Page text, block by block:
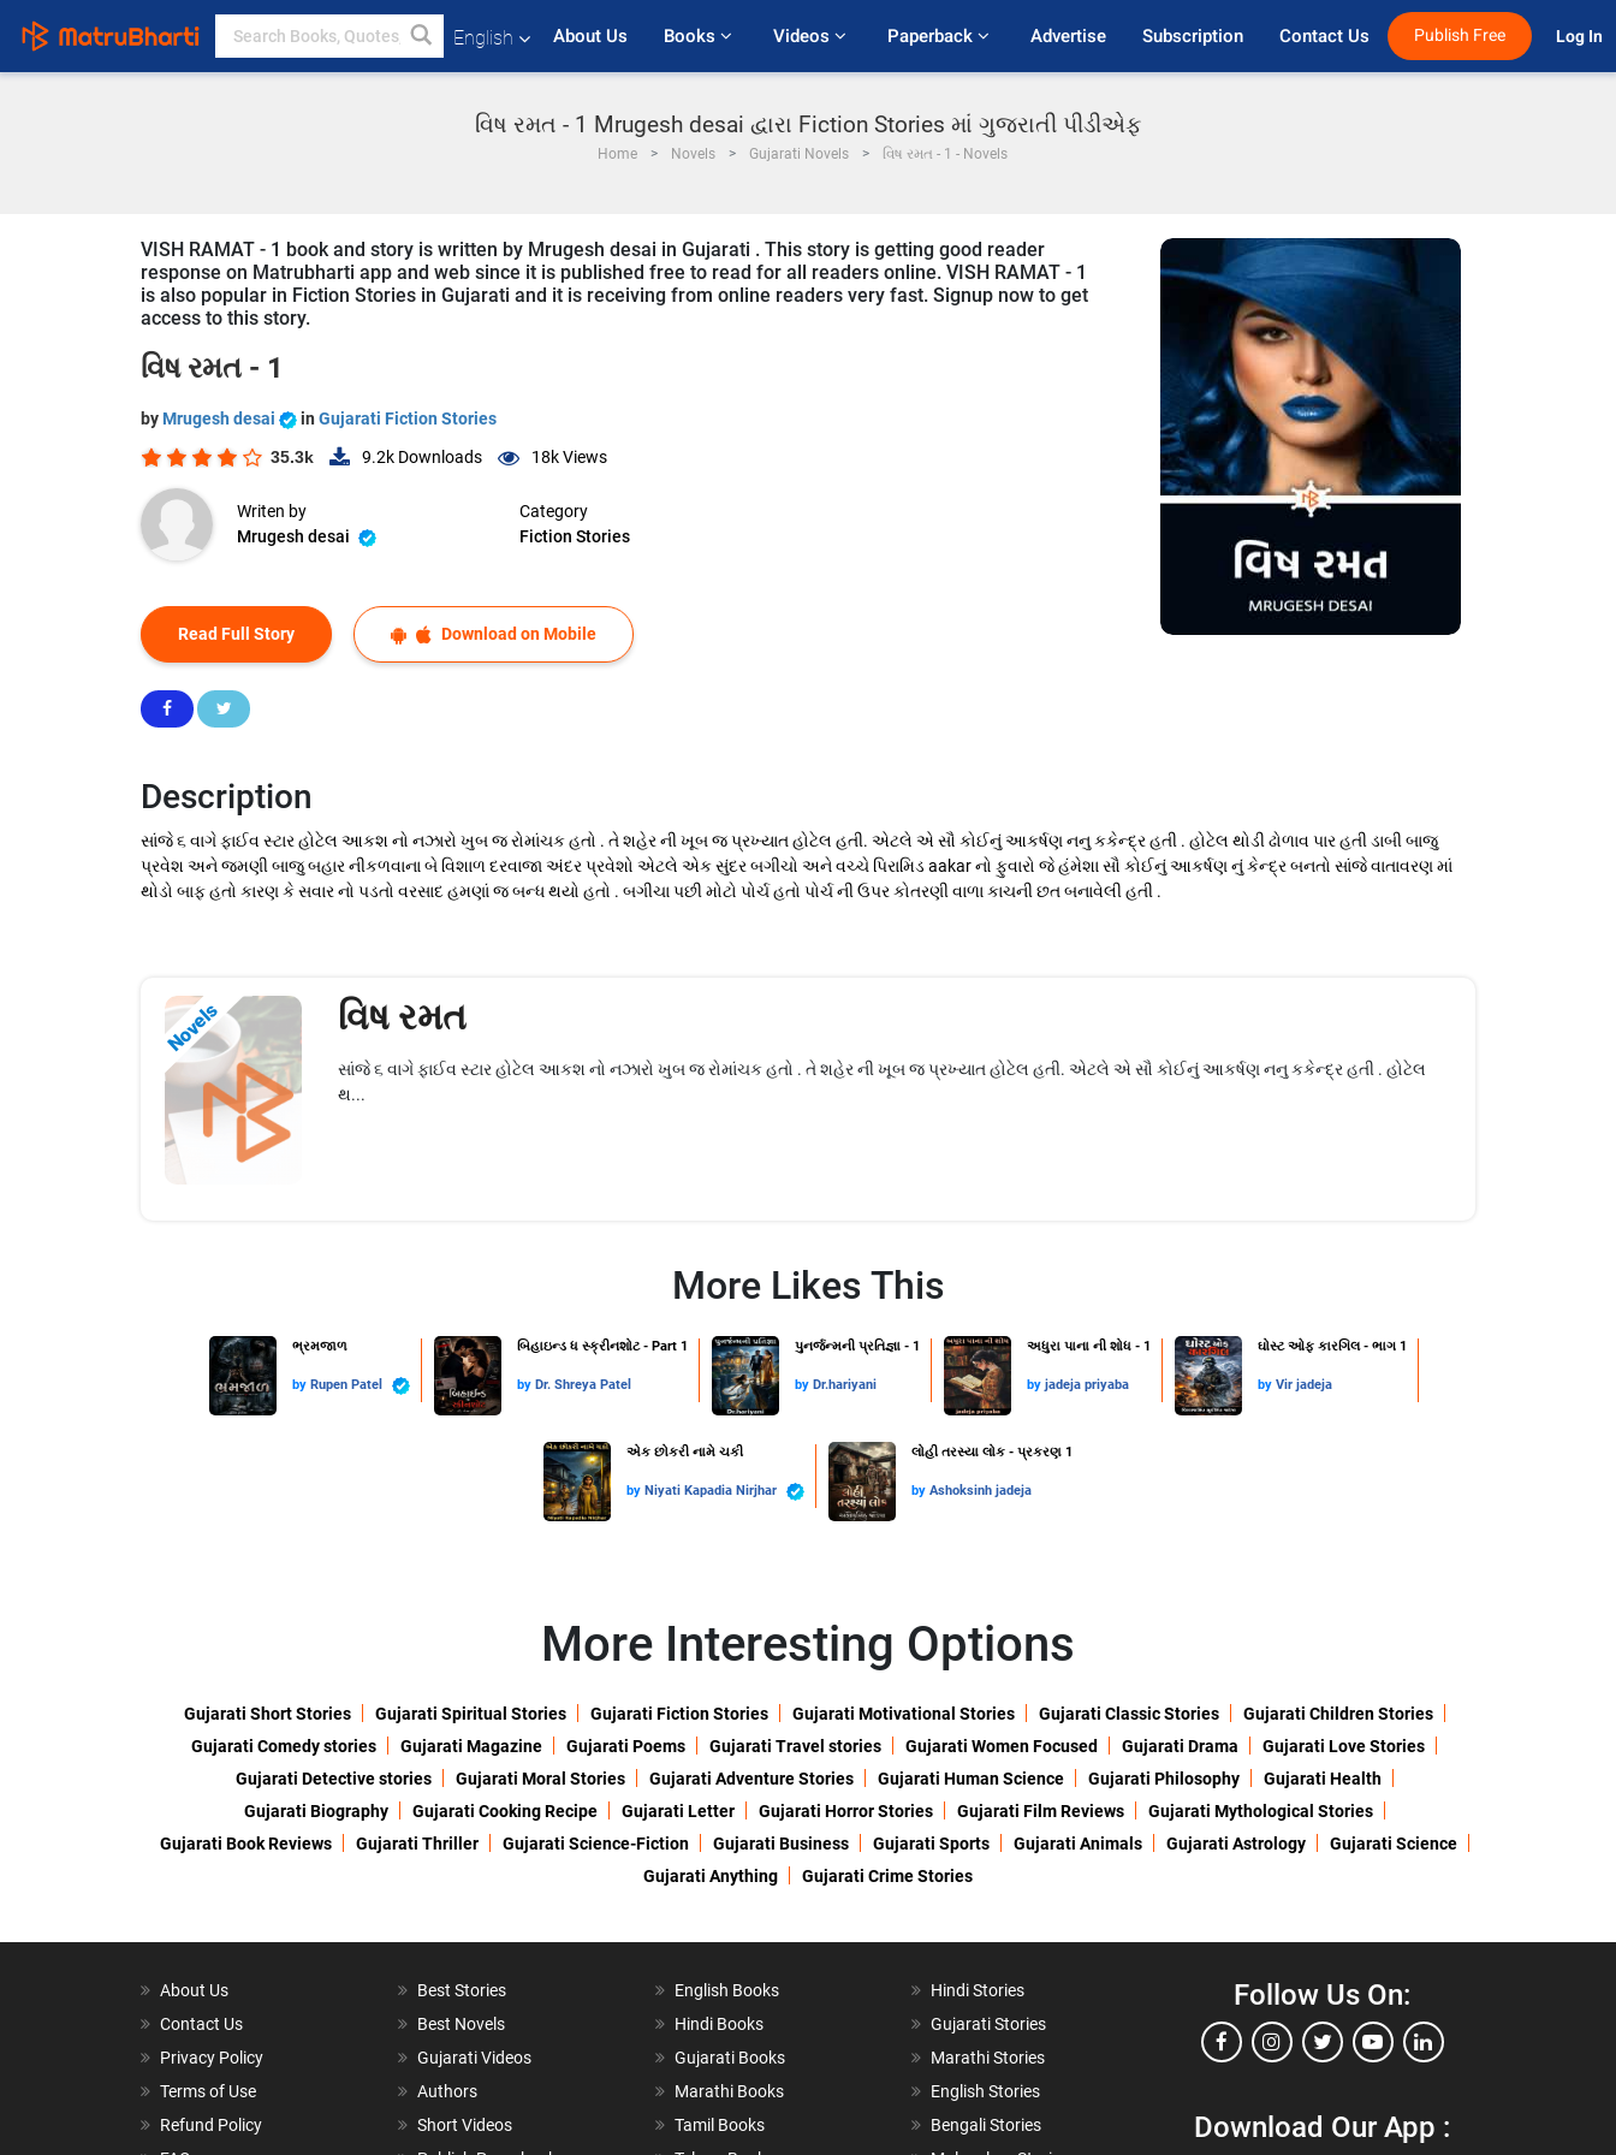
English About Us Books Videos Paperback Advertise Subscription Contact Us Publish Free Log In
વિષ રમત - 1 Mrugesh desai દ્વારા Fiction Stories માં ગુજરાતી પીડીએફ
Home Novels Gujarati Novels વિષ રમત - 1 - Novels
VISH RAMAT - 1 book and story is written by Mrugesh desai in Gujarati . This story is getting good reader
response on Matrubharti app and web since it is published free to read for all readers online. VISH RAMAT - 1
is also popular in Fiction Stories in Gujarati and it is receiving from online readers very fast. Signup now to get
access to this story.
વિષ રમત - 1
by Mrugesh desai in Gujarati Fiction Stories
35.3k 9.2k Downloads 18kViews
Writen by
Mrugesh desai
Category
Fiction Stories
Read Full Story Download on Mobile
Description
સાંજે ૬ વાગે ફાઈવ સ્ટાર હોટેલ આકશ નો નઝારો ખુબ જ રોમાંચક હતો . તે શહેર ની ખૂબ જ પ્રખ્યાત હોટેલ હતી. એટલે એ સૌ કોઈનું આકર્ષણ નનુ કકેન્દ્ર હતી . હોટેલ થોડી ઢોળાવ પાર હતી ડાબી બાજુ
પ્રવેશ અને જમણી બાજુ બહાર નીકળવાના બે વિશાળ દરવાજા અંદર પ્રવેશો એટલે એક સુંદર બગીચો અને વચ્ચે પિરામિડ aakar નો ફુવારો જે હંમેશા સૌ કોઈનું આકર્ષણ નું કેન્દ્ર બનતો સાંજે વાતાવરણ માં
થોડો બાફ હતો કારણ કે સવાર નો પડતો વરસાદ હમણાં જ બન્ધ થયો હતો . બગીચા પછી મોટો પોર્ચ હતો પોર્ચ ની ઉપર કોતરણી વાળા કાચની છત બનાવેલી હતી .
Novels વિષ રમત
સાંજે ૬ વાગે ફાઈવ સ્ટાર હોટેલ આકશ નો નઝારો ખુબ જ રોમાંચક હતો . તે શહેર ની ખૂબ જ પ્રખ્યાત હોટેલ હતી. એટલે એ સૌ કોઈનું આકર્ષણ નનુ કકેન્દ્ર હતી . હોટેલ
થ...
More Likes This
ભ્રમજાળ
by Rupen Patel
બિહાઇન્ડ ધ સ્ક્રીનશોટ - Part 1
by Dr. Shreya Patel
પુનર્જન્મની પ્રતિજ્ઞા - 1
by Dr.hariyani
અધુરા પાના ની શોધ - 1
by jadeja priyaba
ઘોસ્ટ ઓફ કારગિલ - ભાગ 1
by Vir jadeja
એક છોકરી નામે ચકી
by Niyati Kapadia Nirjhar
લોહી તરસ્યા લોક - પ્રકરણ 1
by Ashoksinh jadeja
More Interesting Options
Gujarati Short Stories Gujarati Spiritual Stories Gujarati Fiction Stories Gujarati Motivational Stories Gujarati Classic Stories
Gujarati Children Stories
Gujarati Comedy stories
Gujarati Magazine Gujarati Poems Gujarati Travel stories Gujarati Women Focused Gujarati Drama
Gujarati Love Stories
Gujarati Detective stories
Gujarati Moral Stories Gujarati Adventure Stories Gujarati Human Science Gujarati Philosophy
Gujarati Health
Gujarati Biography
Gujarati Cooking Recipe Gujarati Letter Gujarati Horror Stories Gujarati Film Reviews
Gujarati Mythological Stories
Gujarati Book Reviews
Gujarati Thriller Gujarati Science-Fiction Gujarati Business Gujarati Sports Gujarati Animals Gujarati Astrology
Gujarati Science
Gujarati Anything
Gujarati Crime Stories
About Us
Contact Us
Privacy Policy
Terms of Use
Refund Policy
Best Stories
Best Novels
Gujarati Videos
Authors
Short Videos
English Books
Hindi Books
Gujarati Books
Marathi Books
Tamil Books
Hindi Stories
Gujarati Stories
Marathi Stories
English Stories
Bengali Stories
Follow Us On:
Download Our App :